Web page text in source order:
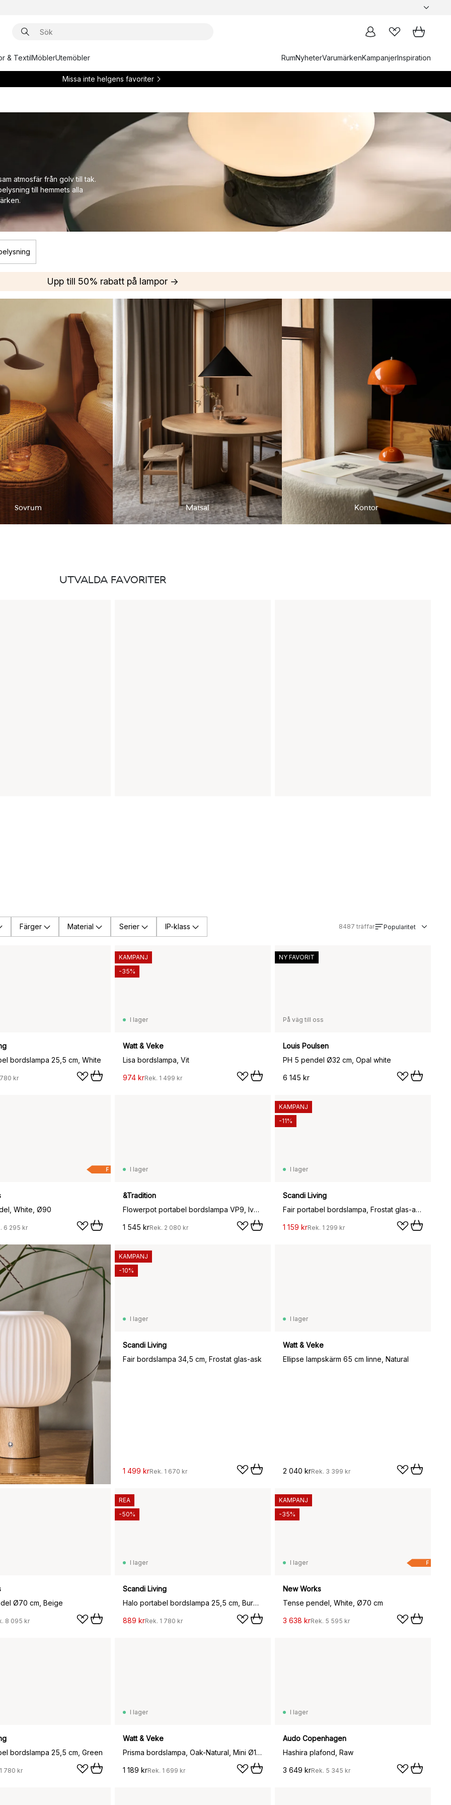
& TextilMöblerUtemöbler RumNyheterVarumärkenKampanjerInspiration
Missa inte helgens favoriter
atmosfär från golv till tak.
till hemmets alla
Upp till 50% rabatt på lampor →
Sovrum Matsal Kontor
UTVALDA FAVORITER
Färger Material Serier IP-klass 8487 träffar Popularitet
bordslampa 25,5 cm, White
kr
I lager
Watt & Veke
Lisa bordslampa, Vit
974 krRek. 1 499 kr
KAMPANJ
-35%
På väg till oss
Louis Poulsen
PH 5 pendel Ø32 cm, Opal white
6 145 kr
NY FAVORIT
F
White, Ø90
6 295 kr
I lager
&Tradition
Flowerpot portabel bordslampa VP9, Ivory
1 545 krRek. 2 080 kr
I lager
Scandi Living
Fair portabel bordslampa, Frostat glas-ask
1 159 krRek. 1 299 kr
KAMPANJ
-11%
I lager
Scandi Living
Fair bordslampa 34,5 cm, Frostat glas-ask
1 499 krRek. 1 670 kr
KAMPANJ
-10%
I lager
Watt & Veke
Ellipse lampskärm 65 cm linne, Natural
2 040 krRek. 3 399 kr
Ø70 cm, Beige
8 095 kr
I lager
Scandi Living
Halo portabel bordslampa 25,5 cm, Burgundy
889 krRek. 1 780 kr
REA
-50%
F
I lager
New Works
Tense pendel, White, Ø70 cm
3 638 krRek. 5 595 kr
KAMPANJ
-35%
bordslampa 25,5 cm, Green
1 780 kr
I lager
Watt & Veke
Prisma bordslampa, Oak-Natural, Mini Ø16x24,3 cm
1 189 krRek. 1 699 kr
I lager
Audo Copenhagen
Hashira plafond, Raw
3 649 krRek. 5 345 kr